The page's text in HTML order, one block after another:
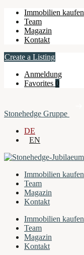
Immobilien kaufen
Team
Magazin
Kontakt
Create a Listing
Anmeldung
Favorites 0
Stonehedge Gruppe
DE
EN
Immobilien kaufen
Team
Magazin
Kontakt
Immobilien kaufen
Team
Magazin
Kontakt